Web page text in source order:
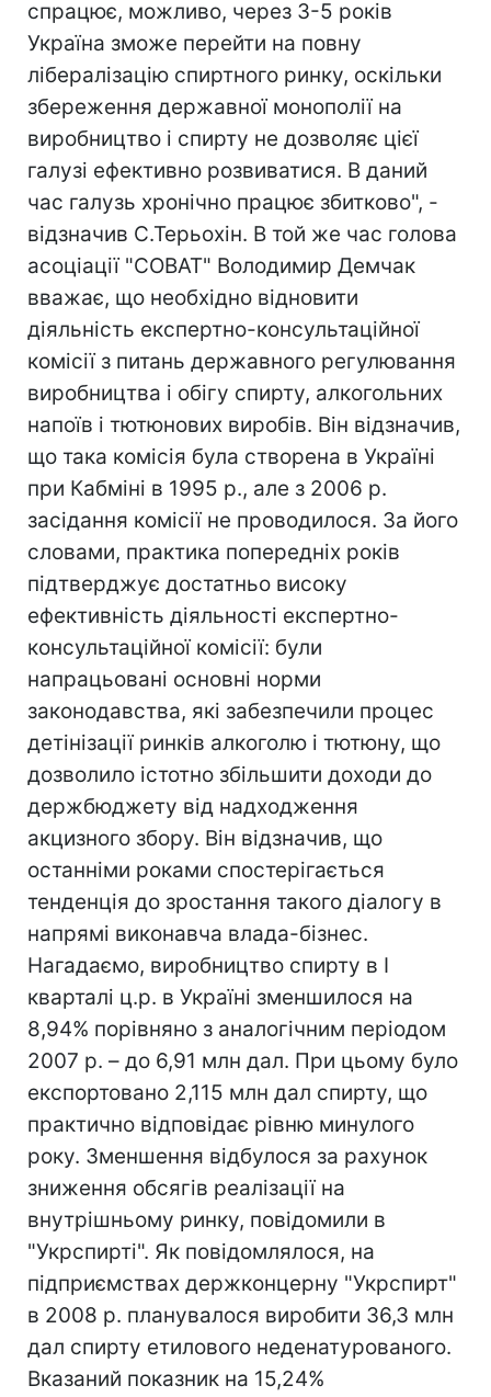
спрацює, можливо, через 3-5 років
Україна зможе перейти на повну
лібералізацію спиртного ринку, оскільки
збереження державної монополії на
виробництво і спирту не дозволяє цієї
галузі ефективно розвиватися. В даний
час галузь хронічно працює збитково", -
відзначив С.Терьохін. В той же час голова
асоціації "СОВАТ" Володимир Демчак
вважає, що необхідно відновити
діяльність експертно-консультаційної
комісії з питань державного регулювання
виробництва і обігу спирту, алкогольних
напоїв і тютюнових виробів. Він відзначив,
що така комісія була створена в Україні
при Кабміні в 1995 р., але з 2006 р.
засідання комісії не проводилося. За його
словами, практика попередніх років
підтверджує достатньо високу
ефективність діяльності експертно-
консультаційної комісії: були
напрацьовані основні норми
законодавства, які забезпечили процес
детінізації ринків алкоголю і тютюну, що
дозволило істотно збільшити доходи до
держбюджету від надходження
акцизного збору. Він відзначив, що
останніми роками спостерігається
тенденція до зростання такого діалогу в
напрямі виконавча влада-бізнес.
Нагадаємо, виробництво спирту в I
кварталі ц.р. в Україні зменшилося на
8,94% порівняно з аналогічним періодом
2007 р. – до 6,91 млн дал. При цьому було
експортовано 2,115 млн дал спирту, що
практично відповідає рівню минулого
року. Зменшення відбулося за рахунок
зниження обсягів реалізації на
внутрішньому ринку, повідомили в
"Укрспирті". Як повідомлялося, на
підприємствах держконцерну "Укрспирт"
в 2008 р. планувалося виробити 36,3 млн
дал спирту етилового неденатурованого.
Вказаний показник на 15,24%